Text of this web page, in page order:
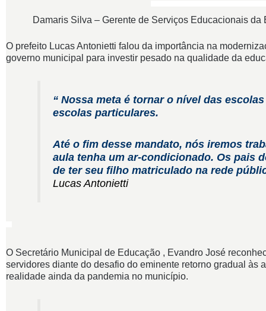
Damaris Silva – Gerente de Serviços Educacionais
O prefeito Lucas Antonietti falou da importância na
governo municipal para investir pesado na qualidade da
“ Nossa meta é tornar o nível das
escolas particulares.
Até o fim desse mandato, nós iremos
aula tenha um ar-condicionado. Os pais
de ter seu filho matriculado na rede
Lucas Antonietti
O Secretário Municipal de Educação , Evandro José
servidores diante do desafio do eminente retorno gradual às
realidade ainda da pandemia no município.